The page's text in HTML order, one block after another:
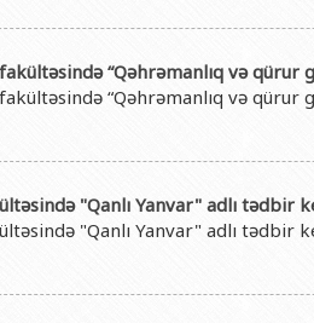
“Qəhrəmanlıq və qürur
“Qəhrəmanlıq və qürur
"Qanlı Yanvar" adlı tədbir
"Qanlı Yanvar" adlı tədbir